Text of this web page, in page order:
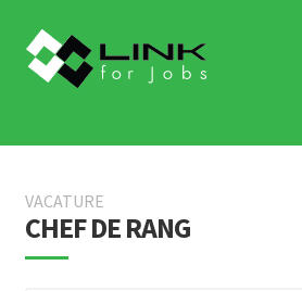
to
navigation
to
content
LINK 4 JOBS VOOR BEDRIJVEN
OVER ONS
VACATURE
CHEF DE RANG